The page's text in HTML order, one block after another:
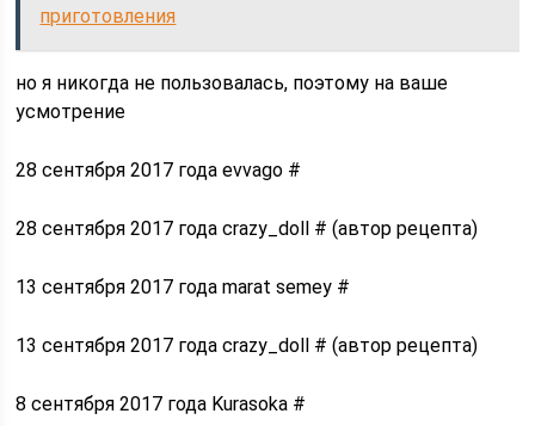
приготовления
но я никогда не пользовалась, поэтому на ваше
усмотрение
28 сентября 2017 года evvago #
28 сентября 2017 года crazy_doll # (автор рецепта)
13 сентября 2017 года marat semey #
13 сентября 2017 года crazy_doll # (автор рецепта)
8 сентября 2017 года Kurasoka #